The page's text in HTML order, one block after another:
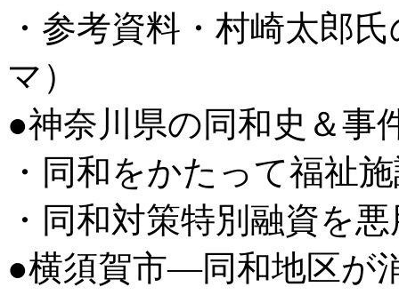
・参考資料・村崎太郎
マ）
●神奈川県の同和史＆事
・同和をかたって福祉
・同和対策特別融資を
●横須賀市―同和地区が